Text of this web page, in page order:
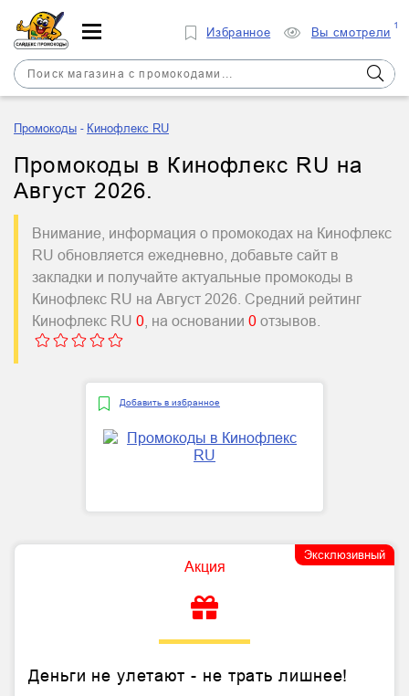
Промокоды Кинофлекс RU
Промокоды в Кинофлекс RU на
Август 2026.
Внимание, информация о промокодах на Кинофлекс
RU обновляется ежедневно, добавьте сайт в
закладки и получайте актуальные промокоды в
Кинофлекс RU на Август 2026. Средний рейтинг
Кинофлекс RU 0 , на основании 0 отзывов.
Добавить в избранное
Эксклюзивный
Акция
Деньги не улетают - не трать лишнее!
Избранное Вы смотрели
1